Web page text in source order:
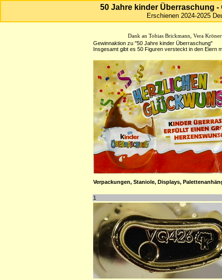
50 Jahre kinder Überraschung
Erschienen 2024-2025
Dank an Tobias Brickmann, Vera
Gewinnaktion zu "50 Jahre kinder Überraschung"
Insgesamt gibt es 50 Figuren versteckt in den Eiern
Verpackungen, Staniole, Displays,
1